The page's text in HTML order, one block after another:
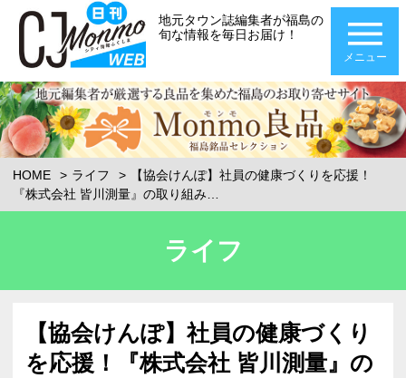
地元タウン誌編集者が福島の
旬な情報を毎日お届け！
メニュー
HOME ライフ
【協会けんぽ】社員の健康づくりを応援！
『株式会社 皆川測量』の取り組み…
ライフ
【協会けんぽ】社員の健康づくり
を応援！『株式会社 皆川測量』の